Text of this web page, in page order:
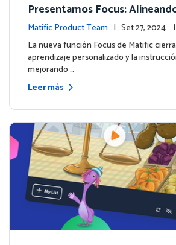
Presentamos Focus:
enturas de Matific con el
Aula
Matific Product Team | Set 27, 2024 |
de la plataforma
La nueva función Focus de Matific
aprendizaje personalizado y la
mejorando …
Leer más